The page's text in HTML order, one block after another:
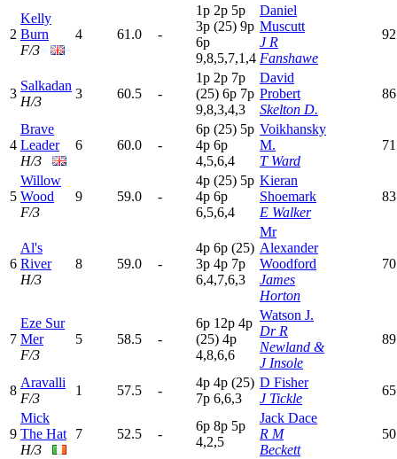
2
Kelly
Burn
F/3
4 61.0 -
1p 2p 5p
3p (25) 9p
6p
9,8,5,7,1,4
Daniel
Muscutt
J R
Fanshawe
3
Salkadan
H/3
3 60.5 -
1p 2p 7p
(25) 6p 7p
9,8,3,4,3
David
Probert
Skelton D.
4
Brave
Leader
H/3
6 60.0 -
6p (25) 5p
4p 6p
4,5,6,4
Voikhansky
M.
T Ward
5
Willow
Wood
F/3
9 59.0 -
4p (25) 5p
4p 6p
6,5,6,4
Kieran
Shoemark
E Walker
6
Al's
River
H/3
8 59.0 -
4p 6p (25)
3p 4p 7p
6,4,7,6,3
Mr
Alexander
Woodford
James
Horton
7
Eze Sur
Mer
F/3
5 58.5 -
6p 12p 4p
(25) 4p
4,8,6,6
Watson J.
Dr R
Newland &
J Insole
8
Aravalli
F/3
1 57.5 -
4p 4p (25)
7p 6,6,3
D Fisher
J Tickle
9
Mick
The Hat
H/3
7 52.5 -
6p 8p 5p
4,2,5
Jack Dace
R M
Beckett